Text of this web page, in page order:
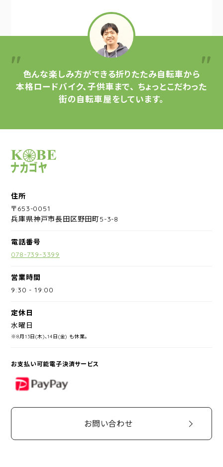
色んな楽しみ方ができる折りたたみ自転車から
本格ロードバイク、子供車まで、 ちょっとこだわった
街の自転車屋をしています。
サイクルショップナカゴヤ
住所
〒653-0051
兵庫県神戸市長田区野田町5-3-8
電話番号
078-739-3399
営業時間
9:30 -19:00
定休日
水曜日
※8月13日(木)、14日(金) も休業。
お支払い可能電子決済サービス
PayPay
お問い合わせ